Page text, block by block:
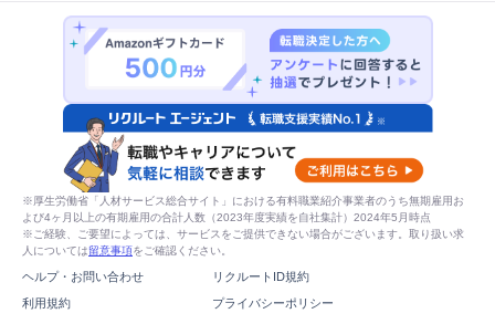
※厚生労働省「人材サービス総合サイト」における有料職業紹介事業者のうち無期雇用お
よび4ヶ月以上の有期雇用の合計人数（2023年度実績を自社集計）2024年5月時点
※ご経験、ご要望によっては、サービスをご提供できない場合がございます。取り扱い求
人については留意事項をご確認ください。
ヘルプ・お問い合わせ
リクルートID規約
利用規約
プライバシーポリシー